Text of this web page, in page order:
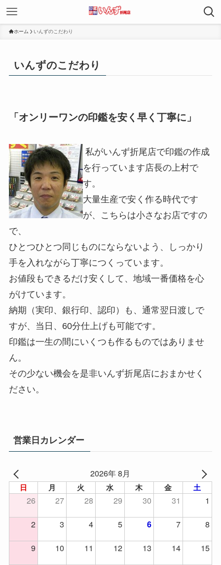
ホーム いんずのこだわり
いんずのこだわり
「オンリーワンの印鑑を安く早く丁寧に」
私がいんず折尾店で印鑑の作成
を行っています店長の上村で
す。
大量生産で安く作る時代です
が、こちらは小さなお店ですの
で、
ひとつひとつ同じものにならないよう、しっかり
手を入れながら丁寧につくっています。
お値段もできるだけ安くして、地域一番価格を心
がけています。
納期（実印、銀行印、認印）も、通常翌日渡しで
すが、当日、60分仕上げも可能です。
印鑑は一生の間にいくつも作るものではありませ
ん。
その少ない機会を是非いんず折尾店におまかせく
ださい。
営業日カレンダー
2026年 8月
日 月 火 水 木 金 土
26 27 28 29 30 31
1
2
3 4 5 6 7
8
9
10 11 12 13 14
15